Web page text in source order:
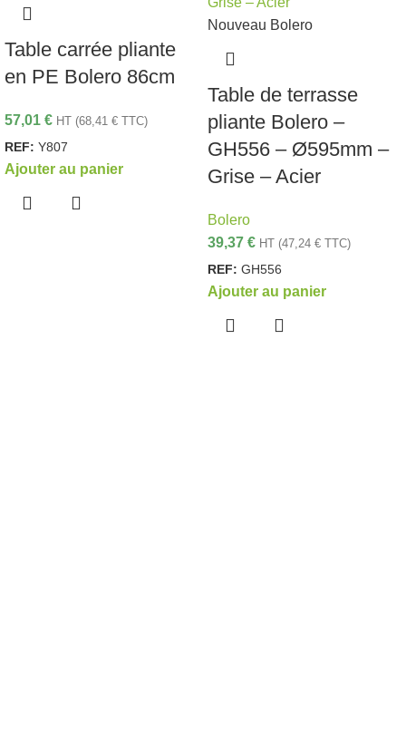
Table carrée pliante
en PE Bolero 86cm
57,01 € HT (68,41 € TTC)
REF: Y807
Ajouter au panier
Nouveau Bolero
Table de terrasse
pliante Bolero –
GH556 – Ø595mm –
Grise – Acier
Bolero
39,37 € HT (47,24 € TTC)
REF: GH556
Ajouter au panier